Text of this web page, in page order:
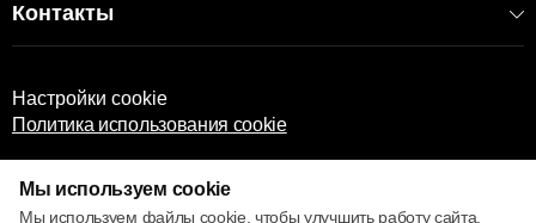
Контакты
Настройки cookie
Политика использования cookie
Мы используем cookie
Мы используем файлы cookie, чтобы улучшить работу сайта,